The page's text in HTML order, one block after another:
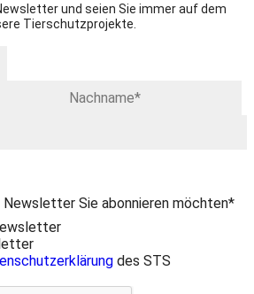
und seien Sie immer auf dem
Tierschutzprojekte.
Newsletter Sie abonnieren möchten*
des STS